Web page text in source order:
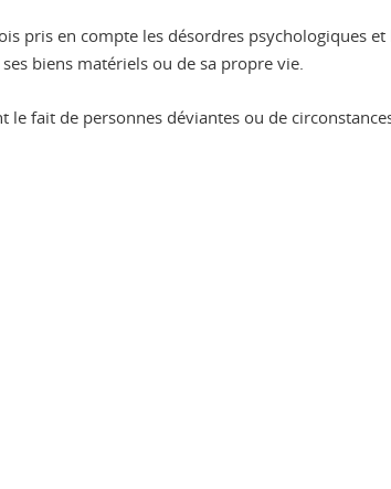
pris en compte les désordres psychologiques
biens matériels ou de sa propre vie.
fait de personnes déviantes ou de